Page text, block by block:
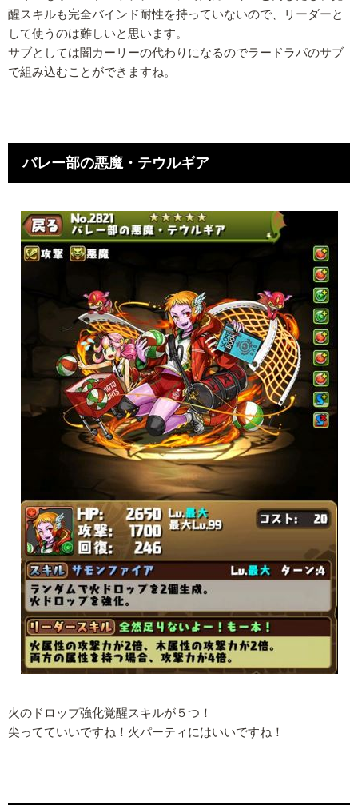
醒スキルも完全バインド耐性を持っていないので、リーダーと
して使うのは難しいと思います。
サブとしては闇カーリーの代わりになるのでラードラパのサブ
で組み込むことができますね。
バレー部の悪魔・テウルギア
火のドロップ強化覚醒スキルが５つ！
尖ってていいですね！火パーティにはいいですね！